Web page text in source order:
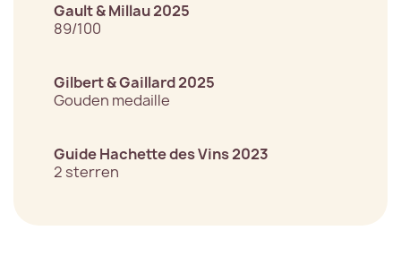
Gault & Millau 2025
89/100
Gilbert & Gaillard 2025
Gouden medaille
Guide Hachette des Vins 2023
2 sterren